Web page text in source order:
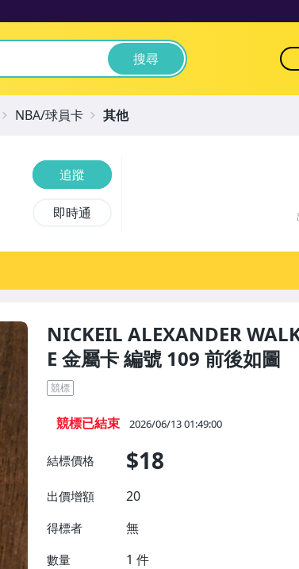
搜尋
NICKEIL ALEXANDER
E 金屬卡 編號 109 前後如圖
競標
競標已結束 2026/06/13 01:49:00
結標價格 $18
出價增額 20
得標者 無
數量 1 件
追蹤
即時通
NBA/球員卡 其他